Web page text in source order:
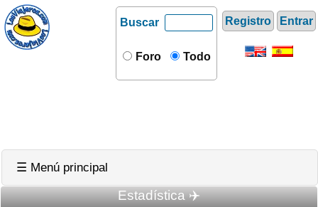
Registro Entrar
Buscar
Foro Todo
☰ Menú principal
Estadística ✈️